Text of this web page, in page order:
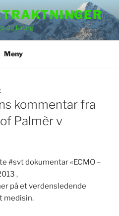
og kirurg
Meny
kommentar fra
Palmèr v
#svt dokumentar «ECMO –
,
på et verdensledende
medisin.